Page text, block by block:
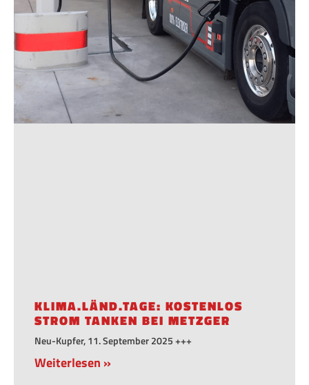
KLIMA.LÄND.TAGE: KOSTENLOS
STROM TANKEN BEI METZGER
Neu-Kupfer, 11. September 2025 +++
Weiterlesen »